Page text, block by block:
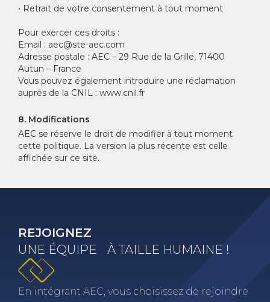
• Retrait de votre consentement à tout moment
Pour exercer ces droits :
Email : aec@ste-aec.com
Adresse postale : AEC – 29 Rue de la Grille, 71400
Autun – France
Vous pouvez également introduire une réclamation
auprès de la CNIL : www.cnil.fr
8. Modifications
AEC se réserve le droit de modifier à tout moment
cette politique. La version la plus récente est celle
affichée sur ce site.
REJOIGNEZ
UNE ÉQUIPE À TAILLE HUMAINE !
En intégrant AEC, vous choisissez de rejoindre